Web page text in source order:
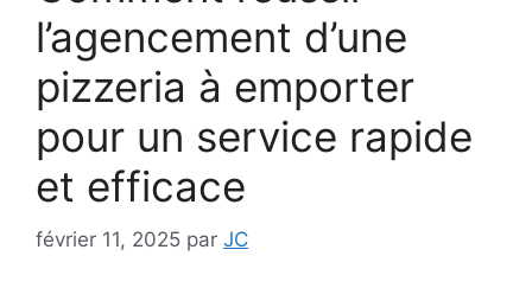
l’agencement d’une
pizzeria à emporter
pour un service rapide
et efficace
février 11, 2025 par JC